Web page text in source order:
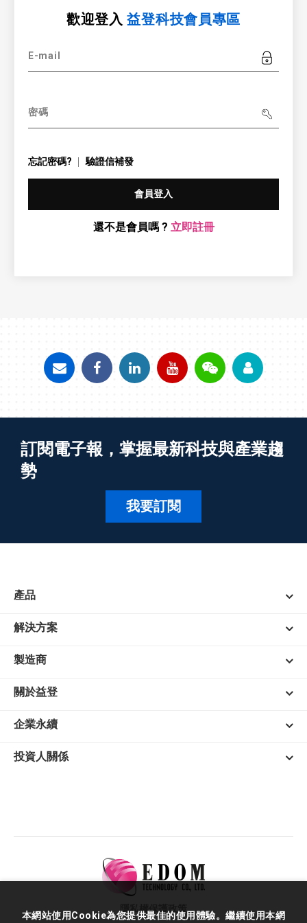
歡迎登入益登科技會員專區
E-mail
密碼
忘記密碼? 驗證信補發
會員登入
還不是會員嗎 ? 立即註冊
訂閱電子報，掌握最新科技與產業趨
勢
我要訂閱
產品
解決方案
製造商
關於益登
企業永續
投資人關係
隱私權保護政策
本網站使用Cookie為您提供最佳的使用體驗。繼續使用本網